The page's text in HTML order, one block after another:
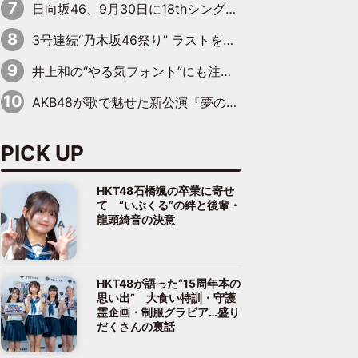
日向坂46、9月30日に18thシングル『イチャイチャ虫』の発売決定！ フォーメーションは『日向坂で会いましょう』にて発表
3号連続“乃木坂46祭り” ラストを飾るのは賀喜遥香…5年ぶりの登場に「5年分大人になった私を見ていただけたら」
井上和の“やる気フォント”にも注目 乃木坂46が挑んだ書道パフォーマンスの舞台裏
AKB48が歌で魅せた新公演『夢のポップスター』 初日から全身全霊のステージ
PICK UP
HKT48石橋颯の卒業に寄せ
て “いぶくる”の絆と後輩・
龍頭綺音の決意
HKT48が語った“15周年本の
思い出” 大食い特訓・守護
霊企画・制服グラビア…盛り
だくさんの裏話